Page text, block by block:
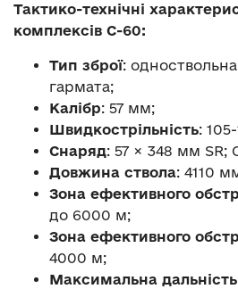
Тактико-технічні
комплексів С-60:
Тип зброї:
гармата;
Калібр: 57 мм;
Швидкострільність:
Снаряд: 57 × 348 мм SR;
Довжина ствола: 4110
Зона ефективного
до 6000 м;
Зона ефективного
4000 м;
Максимальна дальність